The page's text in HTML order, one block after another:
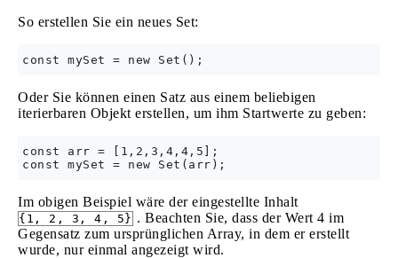
So erstellen Sie ein neues Set:
Oder Sie können einen Satz aus einem beliebigen
iterierbaren Objekt erstellen, um ihm Startwerte zu geben:
const arr = [1,2,3,4,4,5];
Im obigen Beispiel wäre der eingestellte Inhalt
{1, 2, 3, 4, 5} . Beachten Sie, dass der Wert 4 im
Gegensatz zum ursprünglichen Array, in dem er erstellt
wurde, nur einmal angezeigt wird.